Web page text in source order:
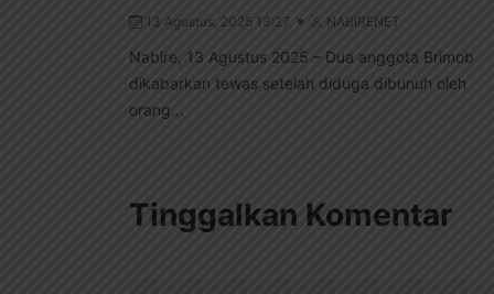
13 Agustus, 2025 13:27 NABIRENET
Nabire, 13 Agustus 2025 – Dua anggota Brimob
dikabarkan tewas setelah diduga dibunuh oleh
orang...
Tinggalkan Komentar